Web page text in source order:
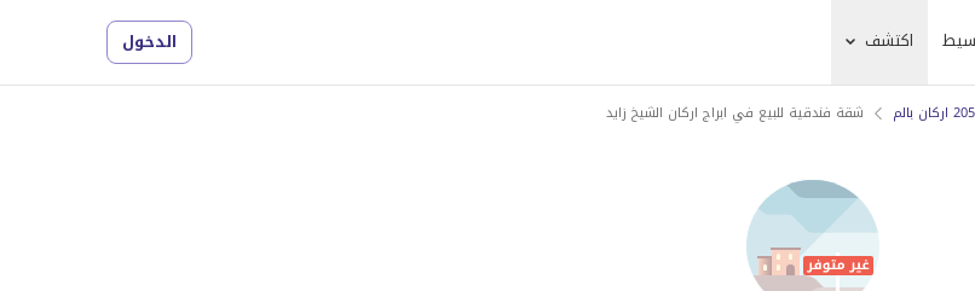
اكتشف الدخول
205 اركان بالم شقة فندقية للبيع في ابراج اركان الشيخ زايد